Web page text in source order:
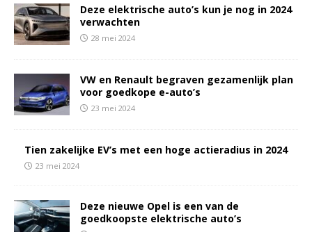
Deze elektrische auto’s kun je nog in 2024
verwachten
28 mei 2024
VW en Renault begraven gezamenlijk plan
voor goedkope e-auto’s
23 mei 2024
Tien zakelijke EV’s met een hoge actieradius in 2024
23 mei 2024
Deze nieuwe Opel is een van de
goedkoopste elektrische auto’s